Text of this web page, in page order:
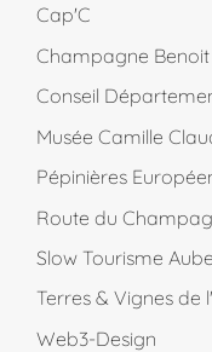
Cap'C
Champagne Benoit
Conseil
Musée Camille
Pépinières
Route du
Slow Tourisme Aube
Terres & Vignes de
Web3-Design